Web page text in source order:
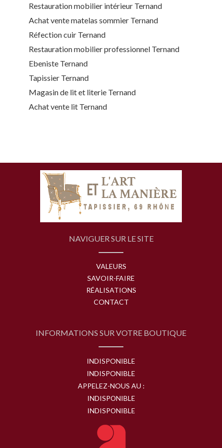
Restauration mobilier intérieur Ternand
Achat vente matelas sommier Ternand
Réfection cuir Ternand
Restauration mobilier professionnel Ternand
Ebeniste Ternand
Tapissier Ternand
Magasin de lit et literie Ternand
Achat vente lit Ternand
NAVIGUER SUR LE SITE
VALEURS
SAVOIR-FAIRE
RÉALISATIONS
CONTACT
INFORMATIONS SUR VOTRE BOUTIQUE
INDISPONIBLE
INDISPONIBLE
APPELEZ-NOUS AU :
INDISPONIBLE
INDISPONIBLE